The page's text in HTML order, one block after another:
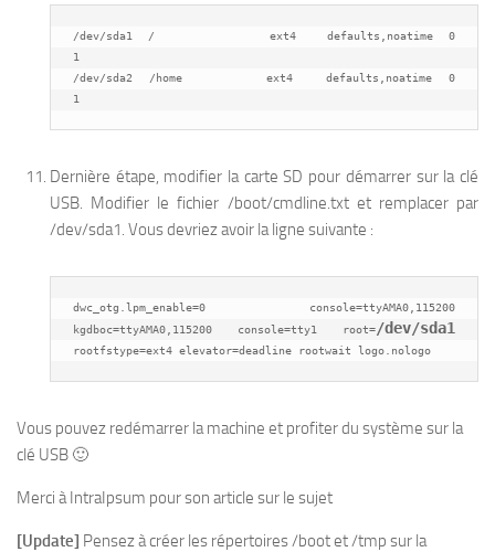
/dev/sda1  /               ext4    defaults,noatime  0
1
/dev/sda2  /home          ext4    defaults,noatime  0
1
Dernière étape, modifier la carte SD pour démarrer sur la clé
USB. Modifier le fichier /boot/cmdline.txt et remplacer par
/dev/sda1. Vous devriez avoir la ligne suivante :
dwc_otg.lpm_enable=0 console=ttyAMA0,115200
kgdboc=ttyAMA0,115200 console=tty1 root=/dev/sda1
rootfstype=ext4 elevator=deadline rootwait logo.nologo
Vous pouvez redémarrer la machine et profiter du système sur la
clé USB 🙂
Merci à IntraIpsum pour son article sur le sujet
[Update] Pensez à créer les répertoires /boot et /tmp sur la